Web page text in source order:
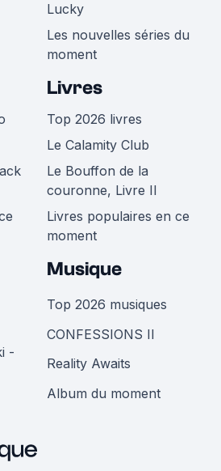
Lucky
Les nouvelles séries du
moment
Livres
Top 2026 livres
Le Calamity Club
Le Bouffon de la
couronne, Livre II
Livres populaires en ce
moment
-
Musique
Top 2026 musiques
CONFESSIONS II
Reality Awaits
Album du moment